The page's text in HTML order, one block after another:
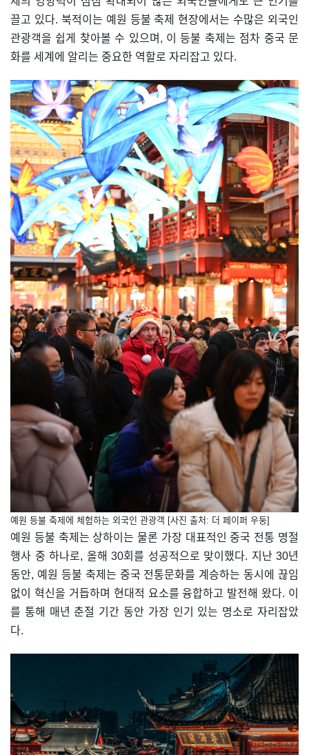
끌고 있다. 북적이는 예원 등불 축제 현장에서는 수많은 외국인
관광객을 쉽게 찾아볼 수 있으며, 이 등불 축제는 점차 중국 문
화를 세계에 알리는 중요한 역할로 자리잡고 있다.
예원 등불 축제에 체험하는 외국인 관광객 [사진 출처: 더 페이퍼 우둥]
예원 등불 축제는 상하이는 물론 가장 대표적인 중국 전통 명절
행사 중 하나로, 올해 30회를 성공적으로 맞이했다. 지난 30년
동안, 예원 등불 축제는 중국 전통문화를 계승하는 동시에 끊임
없이 혁신을 거듭하며 현대적 요소를 융합하고 발전해 왔다. 이
를 통해 매년 춘절 기간 동안 가장 인기 있는 명소로 자리잡았
다.